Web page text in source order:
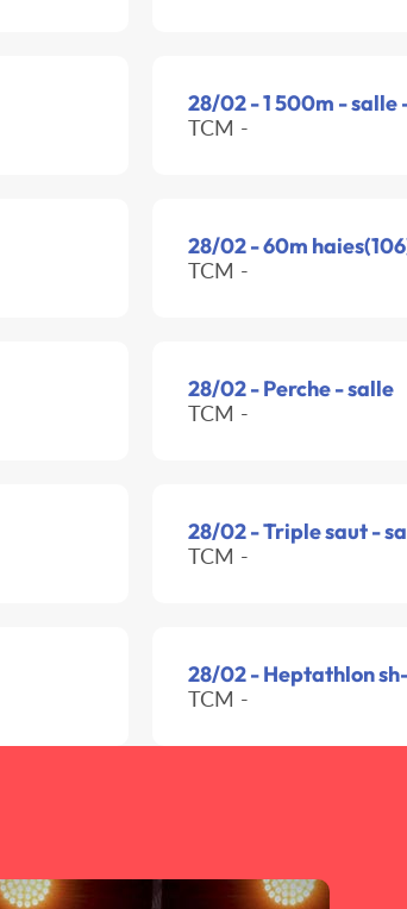
28/02 - 1 500m - salle
TCM -
28/02 - 60m
TCM -
28/02 - Perche - salle
TCM -
28/02 - Triple saut -
TCM -
28/02 - Heptathlon
TCM -